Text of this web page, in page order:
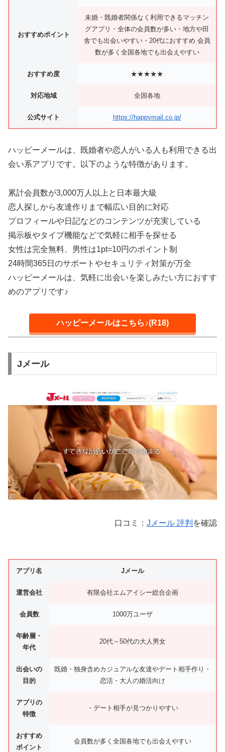
おすすめポイント
未婚・既婚者関係なく利用できるマッチン
グアプリ・全体の会員数が多い・地方や田
舎でも出会いやすい・20代におすすめ 会員
数が多く全国各地でも出会えやすい
おすすめ度 ★★★★★
対応地域 全国各地
公式サイト https://happymail.co.jp/
ハッピーメールは、既婚者や恋人がいる人も利用できる出
会い系アプリです。以下のような特徴があります。
累計会員数が3,000万人以上と日本最大級
恋人探しから友達作りまで幅広い目的に対応
プロフィールや日記などのコンテンツが充実している
掲示板やタイプ機能などで気軽に相手を探せる
女性は完全無料、男性は1pt=10円のポイント制
24時間365日のサポートやセキュリティ対策が万全
ハッピーメールは、気軽に出会いを楽しみたい方におすす
めのアプリです♪
ハッピーメールはこちら♪(R18)
Jメール
口コミ： Jメール 評判 を確認
アプリ名 Jメール
運営会社 有限会社エムアイシー総合企画
会員数 1000万ユーザ
年齢層・
年代
20代～50代の大人男女
出会いの
目的
既婚・独身含めカジュアルな友達やデート相手作り・
恋活・大人の婚活向け
アプリの
特徴
・デート相手が見つかりやすい
おすすめ
ポイント
会員数が多く全国各地でも出会えやすい